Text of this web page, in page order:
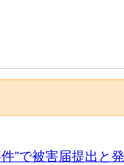
”で被害届提出